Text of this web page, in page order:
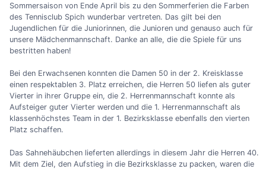
Sommersaison von Ende April bis zu den Sommerferien die Farben
des Tennisclub Spich wunderbar vertreten. Das gilt bei den
Jugendlichen für die Juniorinnen, die Junioren und genauso auch für
unsere Mädchenmannschaft. Danke an alle, die die Spiele für uns
bestritten haben!
Bei den Erwachsenen konnten die Damen 50 in der 2. Kreisklasse
einen respektablen 3. Platz erreichen, die Herren 50 liefen als guter
Vierter in ihrer Gruppe ein, die 2. Herrenmannschaft konnte als
Aufsteiger guter Vierter werden und die 1. Herrenmannschaft als
klassenhöchstes Team in der 1. Bezirksklasse ebenfalls den vierten
Platz schaffen.
Das Sahnehäubchen lieferten allerdings in diesem Jahr die Herren 40.
Mit dem Ziel, den Aufstieg in die Bezirksklasse zu packen, waren die